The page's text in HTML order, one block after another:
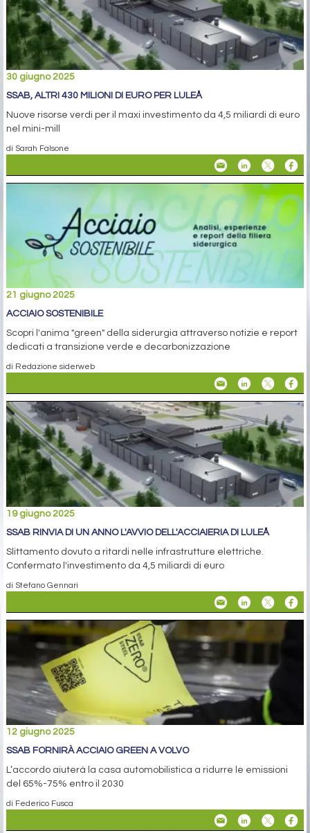
30 giugno 2025
SSAB, ALTRI 430 MILIONI DI EURO PER LULEÅ
Nuove risorse verdi per il maxi investimento da 4,5 miliardi di euro
nel mini-mill
di Sarah Falsone
21 giugno 2025
ACCIAIO SOSTENIBILE
Scopri l'anima "green" della siderurgia attraverso notizie e report
dedicati a transizione verde e decarbonizzazione
di Redazione siderweb
19 giugno 2025
SSAB RINVIA DI UN ANNO L'AVVIO DELL'ACCIAIERIA DI LULEÅ
Slittamento dovuto a ritardi nelle infrastrutture elettriche.
Confermato l'investimento da 4,5 miliardi di euro
di Stefano Gennari
12 giugno 2025
SSAB FORNIRÀ ACCIAIO GREEN A VOLVO
L’accordo aiuterà la casa automobilistica a ridurre le emissioni
del 65%-75% entro il 2030
di Federico Fusca